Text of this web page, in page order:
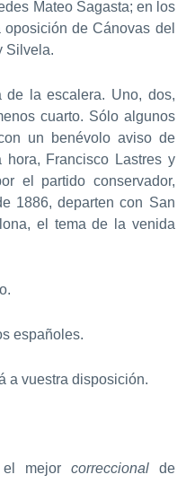
Mateo Sagasta; en los
de Cánovas del
Silvela.
la escalera. Uno, dos,
cuarto. Sólo algunos
un benévolo aviso de
Francisco Lastres y
el partido conservador,
1886, departen con San
el tema de la venida
españoles.
a vuestra disposición.
el mejor correccionalde